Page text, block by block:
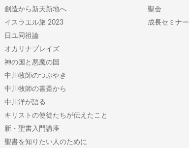
創造から新天新地へ
イスラエル旅 2023
日ユ同祖論
オカリナプレイズ
神の国と悪魔の国
中川牧師のつぶやき
中川牧師の書斎から
中川洋が語る
キリストの使徒たちが伝えたこと
新・聖書入門講座
聖書を知りたい人のために
聖会
成長セミナー